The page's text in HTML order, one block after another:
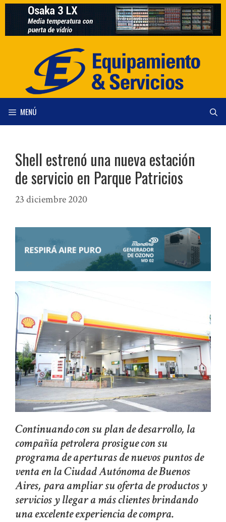
Saltar
contenido
MENÚ
Shell estrenó una nueva estación
de servicio en Parque Patricios
23 diciembre 2020
Continuando con su plan de desarrollo, la
compañía petrolera prosigue con su
programa de aperturas de nuevos puntos de
venta en la Ciudad Autónoma de Buenos
Aires, para ampliar su oferta de productos y
servicios y llegar a más clientes brindando
una excelente experiencia de compra.